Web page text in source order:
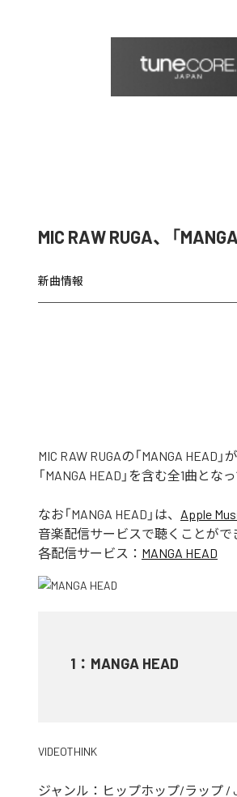
MIC RAW RUGA、「
新曲情報
MIC RAW RUGAの「MANGA
「MANGA HEAD」を含む全1曲とな
なお「MANGA HEAD 」は、 Apple
音楽配信サービスで聴くことがで
各配信サービス： MANGA HEAD
1 ： MANGA HEAD
VIDEOTHINK
ジャンル： ヒップホップ/ラップ /